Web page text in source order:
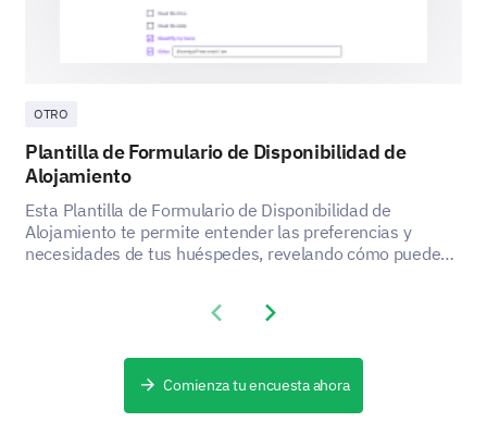
OTRO
Plantilla de Formulario de Disponibilidad de
Alojamiento
Esta Plantilla de Formulario de Disponibilidad de
Alojamiento te permite entender las preferencias y
necesidades de tus huéspedes, revelando cómo puedes
Previous slide
Next slide
Comienza tu encuesta ahora